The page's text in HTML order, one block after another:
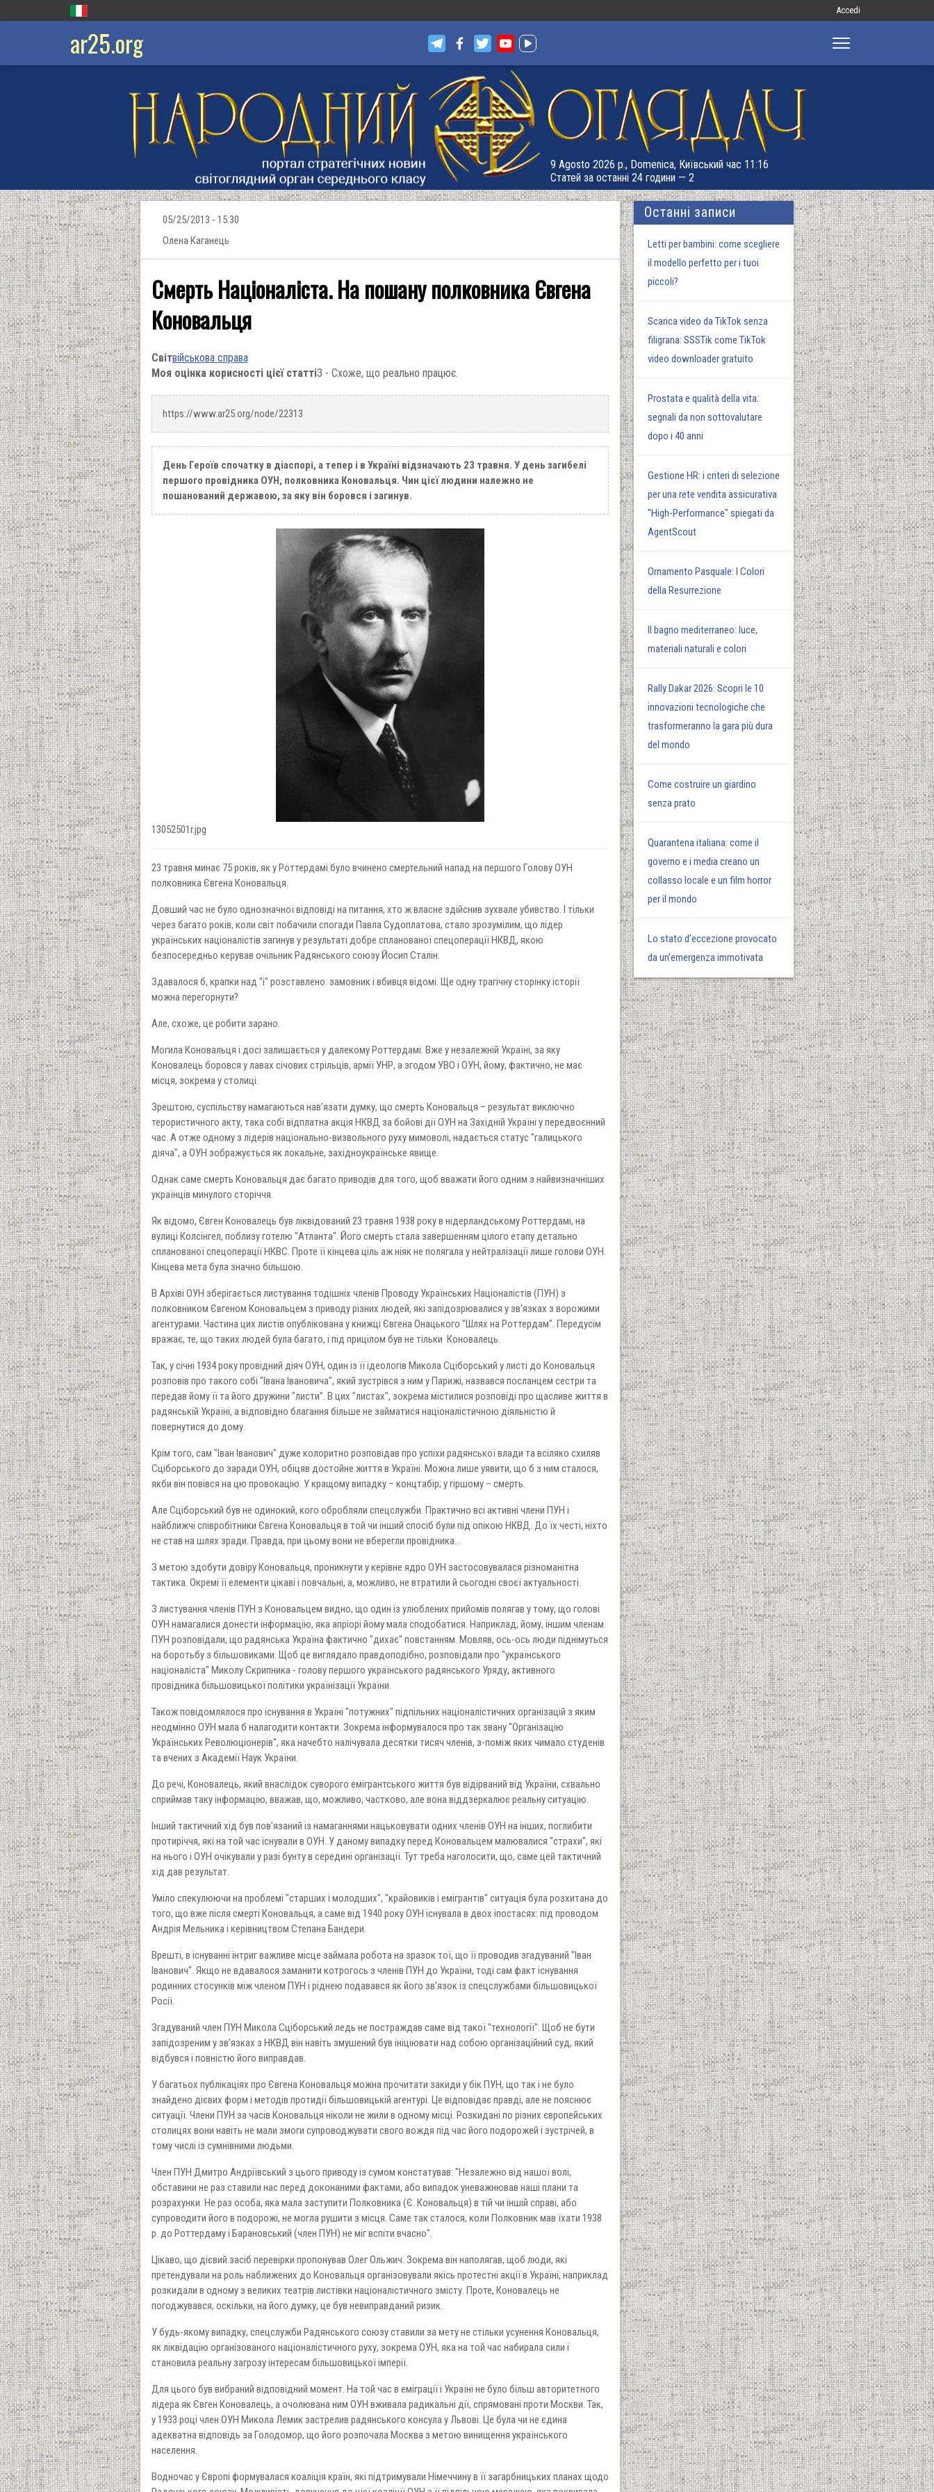
Меню
запису
Accedi
ar25.org
9 Agosto 2026 р., Domenica, Київський час 11:16
Статей за останні 24 години — 2
05/25/2013 - 15:30
Олена Каганець
Смерть Націоналіста. На пошану полковника Євгена
Коновальця
Світвійськова справа
Моя оцінка корисності цієї статті3 - Схоже, що реально працює.
https://www.ar25.org/node/22313
День Героїв спочатку в діаспорі, а тепер і в Україні відзначають 23 травня. У день загибелі
першого провідника ОУН, полковника Коновальця. Чин цієї людини належно не
пошанований державою, за яку він боровся і загинув.
13052501r.jpg
23 травня минає 75 років, як у Роттердамі було вчинено смертельний напад на першого Голову ОУН
полковника Євгена Коновальця.
Довший час не було однозначної відповіді на питання, хто ж власне здійснив зухвале убивство. І тільки
через багато років, коли світ побачили спогади Павла Судоплатова, стало зрозумілим, що лідер
українських націоналістів загинув у результаті добре спланованої спецоперації НКВД, якою
безпосередньо керував очільник Радянського союзу Йосип Сталін.
Здавалося б, крапки над "і" розставлено: замовник і вбивця відомі. Ще одну трагічну сторінку історії
можна перегорнути?
Але, схоже, це робити зарано.
Могила Коновальця і досі залишається у далекому Роттердамі. Вже у незалежній Україні, за яку
Коновалець боровся у лавах січових стрільців, армії УНР, а згодом УВО і ОУН, йому, фактично, не має
місця, зокрема у столиці.
Зрештою, суспільству намагаються нав’язати думку, що смерть Коновальця – результат виключно
терористичного акту, така собі відплатна акція НКВД за бойові дії ОУН на Західній Україні у передвоєнний
час. А отже одному з лідерів національно-визвольного руху мимоволі, надається статус "галицького
діяча", а ОУН зображується як локальне, західноукраїнське явище.
Однак саме смерть Коновальця дає багато приводів для того, щоб вважати його одним з найвизначніших
українців минулого сторіччя.
Як відомо, Євген Коновалець був ліквідований 23 травня 1938 року в нідерландському Роттердамі, на
вулиці Колсінгел, поблизу готелю "Атланта". Його смерть стала завершенням цілого етапу детально
спланованої спецоперації НКВС. Проте її кінцева ціль аж ніяк не полягала у нейтралізації лише голови ОУН.
Кінцева мета була значно більшою.
В Архіві ОУН зберігається листування тодішніх членів Проводу Українських Націоналістів (ПУН) з
полковником Євгеном Коновальцем з приводу різних людей, які запідозрювалися у зв’язках з ворожими
агентурами. Частина цих листів опублікована у книжці Євгена Онацького "Шлях на Роттердам". Передусім
вражає, те, що таких людей була багато, і під прицілом був не тільки Коновалець.
Так, у січні 1934 року провідний діяч ОУН, один із її ідеологів Микола Сціборський у листі до Коновальця
розповів про такого собі "Івана Івановича", який зустрівся з ним у Парижі, назвався посланцем сестри та
передав йому її та його дружини "листи". В цих "листах", зокрема містилися розповіді про щасливе життя в
радянській Україні, а відповідно благання більше не займатися націоналістичною діяльністю й
повернутися до дому.
Крім того, сам "Іван Іванович" дуже колоритно розповідав про успіхи радянської влади та всіляко схиляв
Сціборського до заради ОУН, обіцяв достойне життя в Україні. Можна лише уявити, що б з ним сталося,
якби він повівся на цю провокацію. У кращому випадку – концтабір; у гіршому – смерть.
Але Сціборський був не одинокий, кого обробляли спецслужби. Практично всі активні члени ПУН і
найближчі співробітники Євгена Коновальця в той чи інший спосіб були під опікою НКВД. До їх честі, ніхто
не став на шлях зради. Правда, при цьому вони не вберегли провідника…
З метою здобути довіру Коновальця, проникнути у керівне ядро ОУН застосовувалася різноманітна
тактика. Окремі її елементи цікаві і повчальні, а, можливо, не втратили й сьогодні своєї актуальності.
З листування членів ПУН з Коновальцем видно, що один із улюблених прийомів полягав у тому, що голові
ОУН намагалися донести інформацію, яка апріорі йому мала сподобатися. Наприклад, йому, іншим членам
ПУН розповідали, що радянська Україна фактично "дихає" повстанням. Мовляв, ось-ось люди піднімуться
на боротьбу з більшовиками. Щоб це виглядало правдоподібно, розповідали про "українського
націоналіста" Миколу Скрипника - голову першого українського радянського Уряду, активного
провідника більшовицької політики українізації України.
Також повідомлялося про існування в Україні "потужних" підпільних націоналістичних організацій з яким
неодмінно ОУН мала б налагодити контакти. Зокрема інформувалося про так звану "Організацію
Українських Революціонерів", яка начебто налічувала десятки тисяч членів, з-поміж яких чимало студенів
та вчених з Академії Наук України.
До речі, Коновалець, який внаслідок суворого емігрантського життя був відірваний від України, схвально
сприймав таку інформацію, вважав, що, можливо, частково, але вона віддзеркалює реальну ситуацію.
Інший тактичний хід був пов'язаний із намаганнями нацьковувати одних членів ОУН на інших, поглибити
протиріччя, які на той час існували в ОУН. У даному випадку перед Коновальцем малювалися "страхи", які
на нього і ОУН очікували у разі бунту в середині організації. Тут треба наголосити, що, саме цей тактичний
хід дав результат.
Уміло спекулюючи на проблемі "старших і молодших", "крайовиків і емігрантів" ситуація була розхитана до
того, що вже після смерті Коновальця, а саме від 1940 року ОУН існувала в двох іпостасях: під проводом
Андрія Мельника і керівництвом Степана Бандери.
Врешті, в існуванні інтриг важливе місце займала робота на зразок тої, що її проводив згадуваний "Іван
Іванович". Якщо не вдавалося заманити котрогось з членів ПУН до України, тоді сам факт існування
родинних стосунків між членом ПУН і ріднею подавався як його зв’язок із спецслужбами більшовицької
Росії.
Згадуваний член ПУН Микола Сціборський ледь не постраждав саме від такої "технології". Щоб не бути
запідозреним у зв’язках з НКВД він навіть змушений був ініціювати над собою організаційний суд, який
відбувся і повністю його виправдав.
У багатьох публікаціях про Євгена Коновальця можна прочитати закиди у бік ПУН, що так і не було
знайдено дієвих форм і методів протидії більшовицькій агентурі. Це відповідає правді, але не пояснює
ситуації. Члени ПУН за часів Коновальця ніколи не жили в одному місці. Розкидані по різних європейських
столицях вони навіть не мали змоги супроводжувати свого вождя під час його подорожей і зустрічей, в
тому числі із сумнівними людьми.
Член ПУН Дмитро Андріївський з цього приводу із сумом констатував: "Незалежно від нашої волі,
обставини не раз ставили нас перед доконаними фактами, або випадок уневажнював наші плани та
розрахунки. Не раз особа, яка мала заступити Полковника (Є. Коновальця) в тій чи іншій справі, або
супроводити його в подорожі, не могла рушити з місця. Саме так сталося, коли Полковник мав їхати 1938
р. до Роттердаму і Барановський (член ПУН) не міг вспіти вчасно".
Цікаво, що дієвий засіб перевірки пропонував Олег Ольжич. Зокрема він наполягав, щоб люди, які
претендували на роль наближених до Коновальця організовували якісь протестні акції в Україні, наприклад
розкидали в одному з великих театрів листівки націоналістичного змісту. Проте, Коновалець не
погоджувався, оскільки, на його думку, це був невиправданий ризик.
У будь-якому випадку, спецслужби Радянського союзу ставили за мету не стільки усунення Коновальця,
як ліквідацію організованого націоналістичного руху, зокрема ОУН, яка на той час набирала сили і
становила реальну загрозу інтересам більшовицької імперії.
Для цього був вибраний відповідний момент. На той час в еміграції і Україні не було більш авторитетного
лідера як Євген Коновалець, а очолювана ним ОУН вживала радикальні дії, спрямовані проти Москви. Так,
у 1933 році член ОУН Микола Лемик застрелив радянського консула у Львові. Це була чи не єдина
адекватна відповідь за Голодомор, що його розпочала Москва з метою винищення українського
населення.
Водночас у Європі формувалася коаліція країн, які підтримували Німеччину в її загарбницьких планах щодо
Останні записи
Letti per bambini: come scegliere
il modello perfetto per i tuoi
piccoli?
Scarica video da TikTok senza
filigrana: SSSTik come TikTok
video downloader gratuito
Prostata e qualità della vita:
segnali da non sottovalutare
dopo i 40 anni
Gestione HR: i criteri di selezione
per una rete vendita assicurativa
"High-Performance" spiegati da
AgentScout
Ornamento Pasquale: I Colori
della Resurrezione
Il bagno mediterraneo: luce,
materiali naturali e colori
Rally Dakar 2026: Scopri le 10
innovazioni tecnologiche che
trasformeranno la gara più dura
del mondo
Come costruire un giardino
senza prato
Quarantena italiana: come il
governo e i media creano un
collasso locale e un film horror
per il mondo
Lo stato d’eccezione provocato
da un’emergenza immotivata